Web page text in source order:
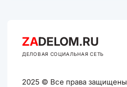
ZADELOM.RU
ДЕЛОВАЯ СОЦИАЛЬНАЯ СЕТЬ
2025 © Все права защищены